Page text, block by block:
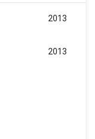
2013
2013